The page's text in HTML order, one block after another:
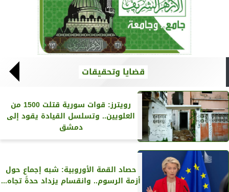
قضايا وتحقيقات
رويترز‏: قوات سورية قتلت 1500 من
العلويين.. وتسلسل القيادة يقود إلى
دمشق
حصاد القمة الأوروبية: شبه إجماع حول
أزمة الرسوم.. وانقسام يزداد حدةً تجاه...